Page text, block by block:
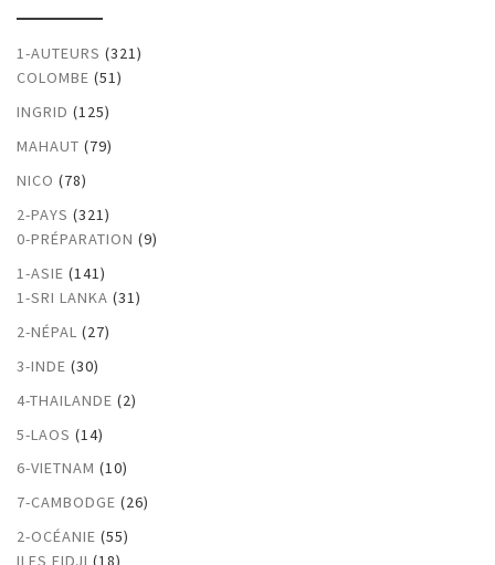
1-AUTEURS (321)
COLOMBE (51)
INGRID (125)
MAHAUT (79)
NICO (78)
2-PAYS (321)
0-PRÉPARATION (9)
1-ASIE (141)
1-SRI LANKA (31)
2-NÉPAL (27)
3-INDE (30)
4-THAILANDE (2)
5-LAOS (14)
6-VIETNAM (10)
7-CAMBODGE (26)
2-OCÉANIE (55)
ILES FIDJI (18)